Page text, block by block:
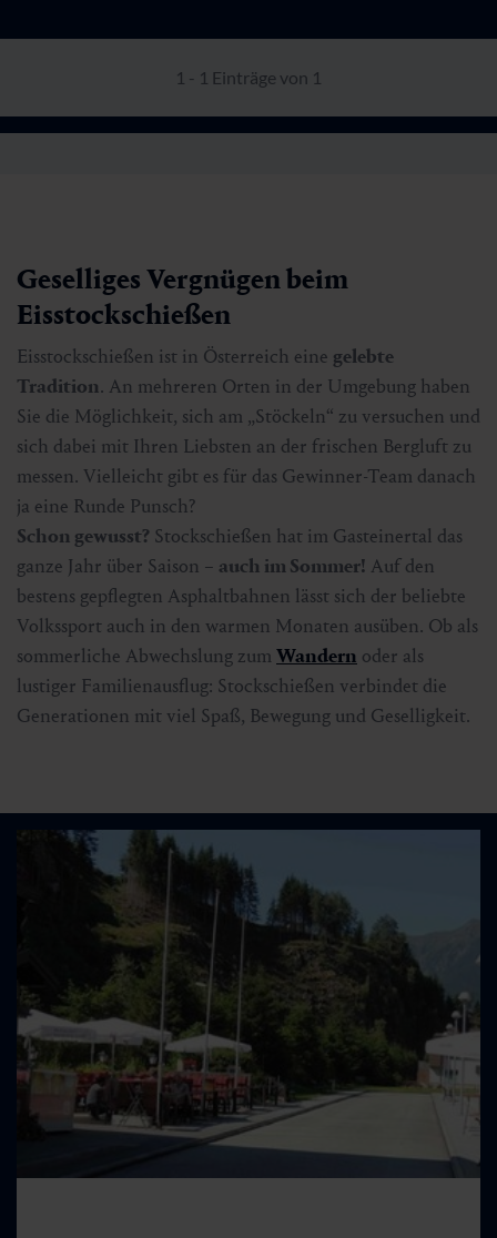
1 - 1 Einträge von 1
Geselliges Vergnügen beim
Eisstockschießen
Eisstockschießen ist in Österreich eine gelebte
Tradition. An mehreren Orten in der Umgebung haben
Sie die Möglichkeit, sich am „Stöckeln“ zu versuchen und
sich dabei mit Ihren Liebsten an der frischen Bergluft zu
messen. Vielleicht gibt es für das Gewinner-Team danach
ja eine Runde Punsch?
Schon gewusst? Stockschießen hat im Gasteinertal das
ganze Jahr über Saison – auch im Sommer! Auf den
bestens gepflegten Asphaltbahnen lässt sich der beliebte
Volkssport auch in den warmen Monaten ausüben. Ob als
sommerliche Abwechslung zum Wandern oder als
lustiger Familienausflug: Stockschießen verbindet die
Generationen mit viel Spaß, Bewegung und Geselligkeit.